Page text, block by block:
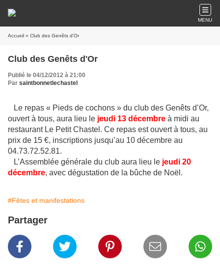
MENU
Accueil » Club des Genêts d'Or
Club des Genêts d'Or
Publié le 04/12/2012 à 21:00
Par saintbonnetlechastel
Le repas « Pieds de cochons » du club des Genêts d’Or,
ouvert à tous, aura lieu le jeudi 13 décembre à midi au
restaurant Le Petit Chastel. Ce repas est ouvert à tous, au
prix de 15 €, inscriptions jusqu’au 10 décembre au
04.73.72.52.81.
L’Assemblée générale du club aura lieu le jeudi 20
décembre, avec dégustation de la bûche de Noël.
#Fêtes et manifestations
Partager